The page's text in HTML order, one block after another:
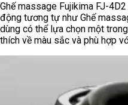
Ghế massage Fujikima FJ-
động tương tự như Ghế
dùng có thể lựa chọn một
thích về màu sắc và phù hợp